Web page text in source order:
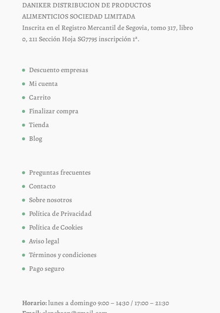
DANIKER DISTRIBUCION DE PRODUCTOS
ALIMENTICIOS SOCIEDAD LIMITADA
Inscrita en el Registro Mercantil de Segovia, tomo 317, libro
0, 211 Sección Hoja SG7795 inscripción 1ª.
Descuento empresas
Mi cuenta
Carrito
Finalizar compra
Tienda
Blog
Preguntas frecuentes
Contacto
Sobre nosotros
Política de Privacidad
Política de Cookies
Aviso legal
Términos y condiciones
Pago seguro
Horario:lunes a domingo 9:00 – 14:30 / 17:00 – 21:30